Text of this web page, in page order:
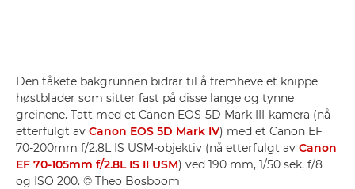
Den tåkete bakgrunnen bidrar til å fremheve et knippe
høstblader som sitter fast på disse lange og tynne
greinene. Tatt med et Canon EOS-5D Mark III-kamera (nå
etterfulgt av Canon EOS 5D Mark IV) med et Canon EF
70-200mm f/2.8L IS USM-objektiv (nå etterfulgt av Canon
EF 70-105mm f/2.8L IS II USM) ved 190 mm, 1/50 sek, f/8
og ISO 200. © Theo Bosboom